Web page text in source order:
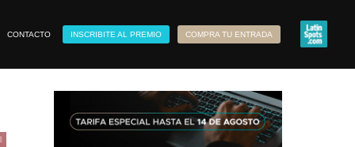
CONTACTO INSCRIBITE AL PREMIO COMPRA TU ENTRADA